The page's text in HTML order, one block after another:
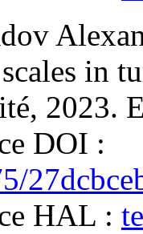
in
2023.
DOI :
HAL :